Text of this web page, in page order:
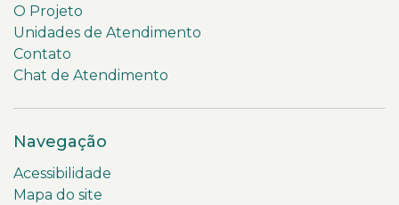
O Projeto
Unidades de Atendimento
Contato
Chat de Atendimento
Navegação
Acessibilidade
Mapa do site